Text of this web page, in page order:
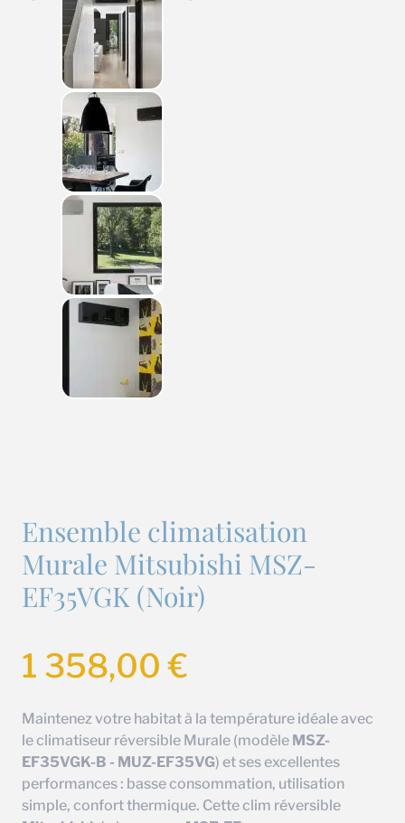
Ensemble climatisation
Murale Mitsubishi MSZ-
EF35VGK (Noir)
1 358,00€
Maintenez votre habitat à la température idéale avec
le climatiseur réversible Murale (modèle MSZ-
EF35VGK-B - MUZ-EF35VG) et ses excellentes
performances : basse consommation, utilisation
simple, confort thermique. Cette clim réversible